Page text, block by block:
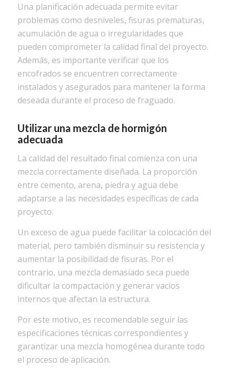
Una planificación adecuada permite evitar
problemas como desniveles, fisuras prematuras,
acumulación de agua o irregularidades que
pueden comprometer la calidad final del proyecto.
Además, es importante verificar que los
encofrados se encuentren correctamente
instalados y asegurados para mantener la forma
deseada durante el proceso de fraguado.
Utilizar una mezcla de hormigón
adecuada
La calidad del resultado final comienza con una
mezcla correctamente diseñada. La proporción
entre cemento, arena, piedra y agua debe
adaptarse a las necesidades específicas de cada
proyecto.
Un exceso de agua puede facilitar la colocación del
material, pero también disminuir su resistencia y
aumentar la posibilidad de fisuras. Por el
contrario, una mezcla demasiado seca puede
dificultar la compactación y generar vacíos
internos que afectan la estructura.
Por este motivo, es recomendable seguir las
especificaciones técnicas correspondientes y
garantizar una mezcla homogénea durante todo
el proceso de aplicación.